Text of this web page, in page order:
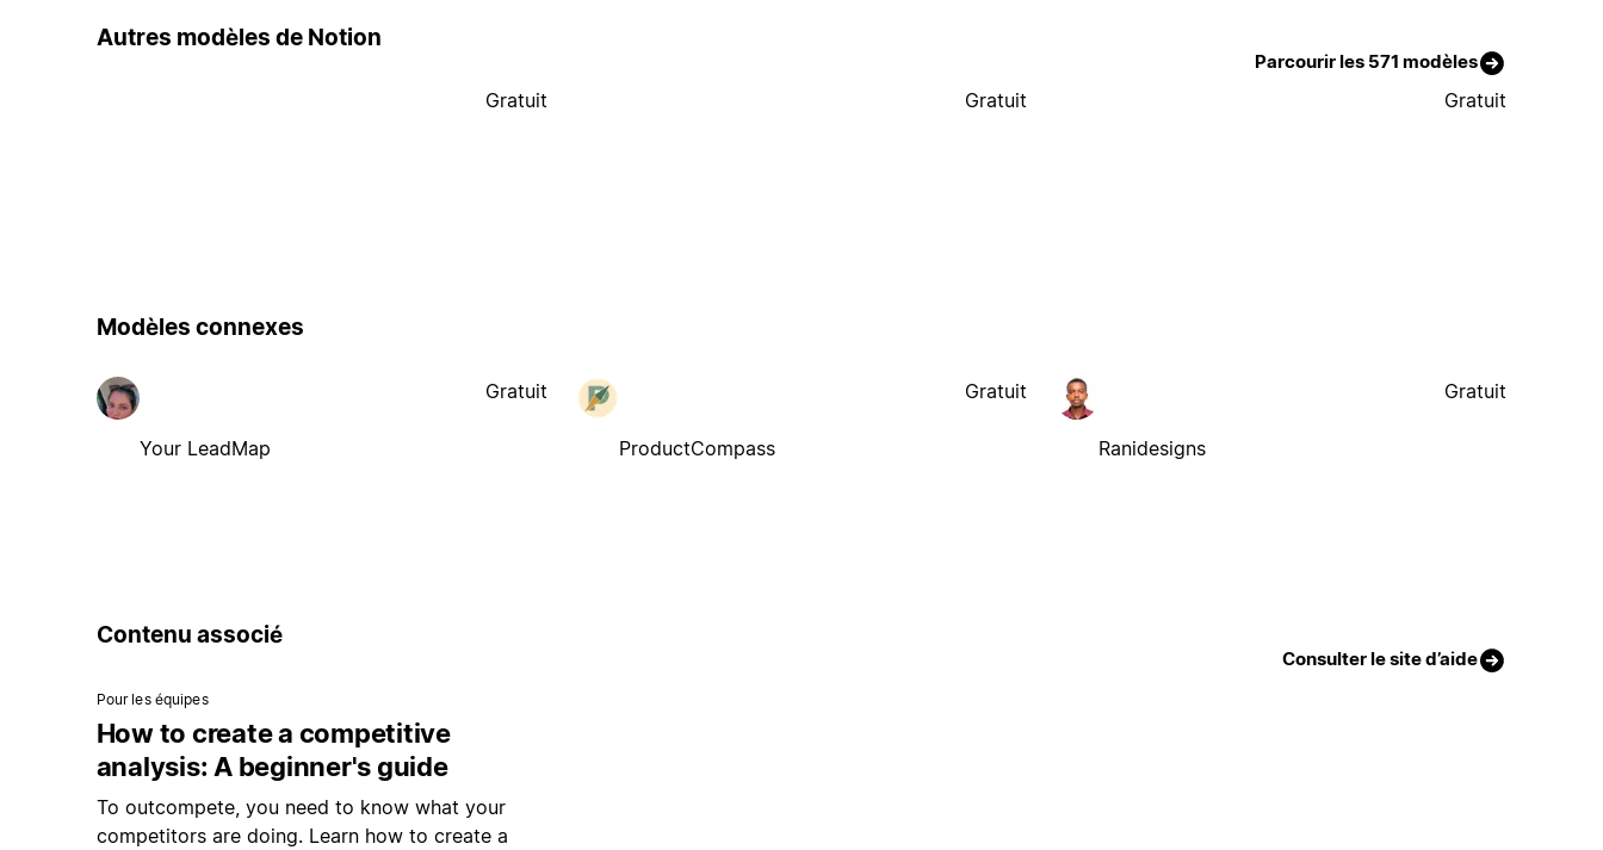
Autres modèles de Notion
Parcourir les 571 modèles
Gratuit Gratuit Gratuit
Modèles connexes
Your LeadMap
Gratuit
ProductCompass
Gratuit
Ranidesigns
Gratuit
Contenu associé
Consulter le site d’aide
Pour les équipes
How to create a competitive
analysis: A beginner's guide
To outcompete, you need to know what your
competitors are doing. Learn how to create a